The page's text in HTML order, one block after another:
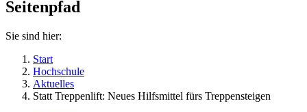
Seitenpfad
Sie sind hier:
Start
Hochschule
Aktuelles
Statt Treppenlift: Neues Hilfsmittel fürs Treppensteigen